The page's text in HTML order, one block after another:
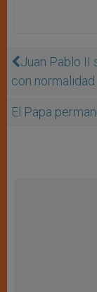
Juan Pablo II
con normalidad
El Papa